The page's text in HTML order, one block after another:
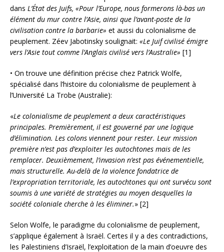
dans L’État des Juifs, «Pour l’Europe, nous formerons là-bas un
élément du mur contre l’Asie, ainsi que l’avant-poste de la
civilisation contre la barbarie» et aussi du colonialisme de
peuplement. Zéev Jabotinsky soulignait: «Le Juif civilisé émigre
vers l’Asie tout comme l’Anglais civilisé vers l’Australie» [1]
• On trouve une définition précise chez Patrick Wolfe,
spécialisé dans l’histoire du colonialisme de peuplement à
l’Université La Trobe (Australie):
«Le colonialisme de peuplement a deux caractéristiques
principales. Premièrement, il est gouverné par une logique
d’élimination. Les colons viennent pour rester. Leur mission
première n’est pas d’exploiter les autochtones mais de les
remplacer. Deuxièmement, l’invasion n’est pas événementielle,
mais structurelle. Au-delà de la violence fondatrice de
l’expropriation territoriale, les autochtones qui ont survécu sont
soumis à une variété de stratégies au moyen desquelles la
société coloniale cherche à les éliminer.» [2]
Selon Wolfe, le paradigme du colonialisme de peuplement,
s’applique également à Israël. Certes il y a des contradictions,
les Palestiniens d’Israël, l’exploitation de la main d’oeuvre des